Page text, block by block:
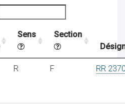
Sens
Section
R F RR